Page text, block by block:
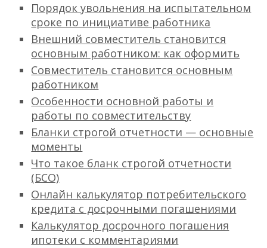
Порядок увольнения на испытательном
сроке по инициативе работника
Внешний совместитель становится
основным работником: как оформить
Совместитель становится основным
работником
Особенности основной работы и
работы по совместительству
Бланки строгой отчетности — основные
моменты
Что такое бланк строгой отчетности
(БСО)
Онлайн калькулятор потребительского
кредита с досрочными погашениями
Калькулятор досрочного погашения
ипотеки с комментариями